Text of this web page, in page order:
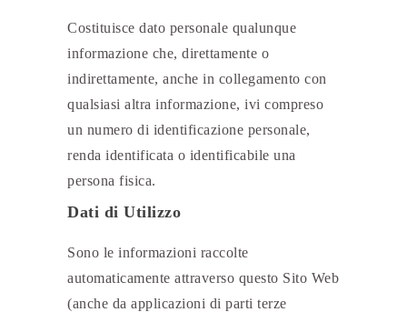
Costituisce dato personale qualunque
informazione che, direttamente o
indirettamente, anche in collegamento con
qualsiasi altra informazione, ivi compreso
un numero di identificazione personale,
renda identificata o identificabile una
persona fisica.
Dati di Utilizzo
Sono le informazioni raccolte
automaticamente attraverso questo Sito Web
(anche da applicazioni di parti terze